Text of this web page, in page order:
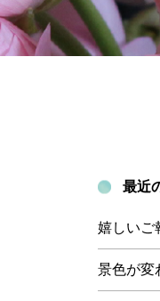
最近
嬉しいご
景色が変